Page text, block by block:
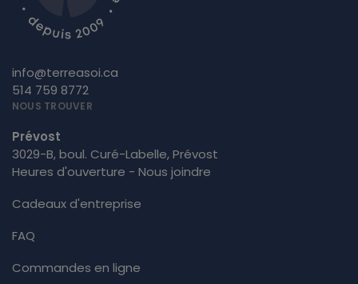
info@terreasoi.ca
514 759 8772
NOUS TROUVER
Prévost
3029-B, boul. Curé-Labelle, Prévost
Heures d'ouverture - Nous joindre
Cadeaux d'entreprise
FAQ
Commandes en ligne